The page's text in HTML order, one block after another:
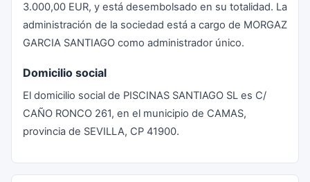
3.000,00 EUR, y está desembolsado en su totalidad. La
administración de la sociedad está a cargo de MORGAZ
GARCIA SANTIAGO como administrador único.
Domicilio social
El domicilio social de PISCINAS SANTIAGO SL es C/
CAÑO RONCO 261, en el municipio de CAMAS,
provincia de SEVILLA, CP 41900.